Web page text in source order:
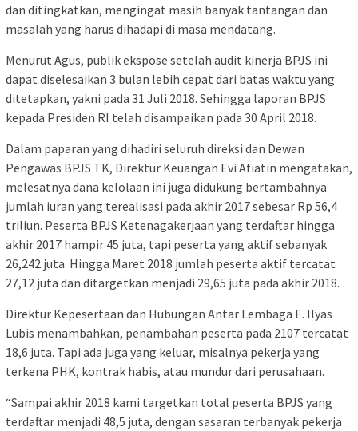
dan ditingkatkan, mengingat masih banyak tantangan dan
masalah yang harus dihadapi di masa mendatang.
Menurut Agus, publik ekspose setelah audit kinerja BPJS ini
dapat diselesaikan 3 bulan lebih cepat dari batas waktu yang
ditetapkan, yakni pada 31 Juli 2018. Sehingga laporan BPJS
kepada Presiden RI telah disampaikan pada 30 April 2018.
Dalam paparan yang dihadiri seluruh direksi dan Dewan
Pengawas BPJS TK, Direktur Keuangan Evi Afiatin mengatakan,
melesatnya dana kelolaan ini juga didukung bertambahnya
jumlah iuran yang terealisasi pada akhir 2017 sebesar Rp 56,4
triliun. Peserta BPJS Ketenagakerjaan yang terdaftar hingga
akhir 2017 hampir 45 juta, tapi peserta yang aktif sebanyak
26,242 juta. Hingga Maret 2018 jumlah peserta aktif tercatat
27,12 juta dan ditargetkan menjadi 29,65 juta pada akhir 2018.
Direktur Kepesertaan dan Hubungan Antar Lembaga E. Ilyas
Lubis menambahkan, penambahan peserta pada 2107 tercatat
18,6 juta. Tapi ada juga yang keluar, misalnya pekerja yang
terkena PHK, kontrak habis, atau mundur dari perusahaan.
“Sampai akhir 2018 kami targetkan total peserta BPJS yang
terdaftar menjadi 48,5 juta, dengan sasaran terbanyak pekerja